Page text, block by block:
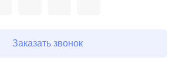
Заказать звонок